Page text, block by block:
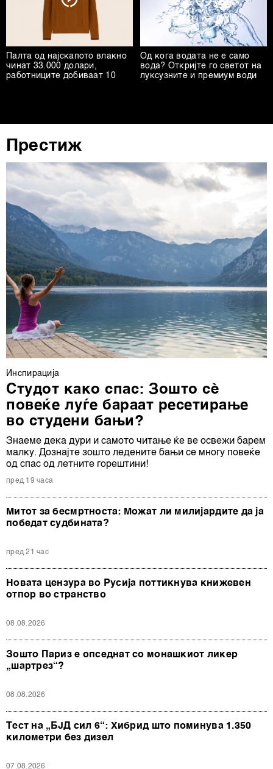
нашата
Политика на приватност, а за колачињата и
други слични технологии во
Политиката на
колачиња
. Колачињата во кој било момент можете
повторно да ги ажурирате со клик на „Прикажи ги
деталите“. Согласноста можете во кој било момент да
Палта од најскапото влакно
чинат 33.000 долари,
работниците добиваат 10
Од кога водата не е само
вода? Откријте го светот на
луксузните и премиум води
Престиж
Инспирација
Студот како спас: Зошто сè
повеќе луѓе бараат ресетирање
во студени бањи?
Знаеме дека дури и самото читање ќе ве освежи барем
малку. Дознајте зошто ледените бањи се многу повеќе
од спас од летните горештини!
пред 19 часа
Митот за бесмртноста: Можат ли милијардите да ја
победат судбината?
пред 21 час
Новата цензура во Русија поттикнува книжевен
отпор во странство
08.08.2026
Зошто Париз е опседнат со монашкиот ликер
„шартрез“?
08.08.2026
Тест на „БЈД сил 6“: Хибрид што поминува 1.350
километри без дизел
07.08.2026